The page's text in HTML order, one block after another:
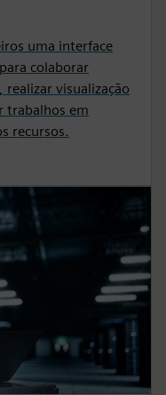
uma interface
colaborar
visualização
trabalhos em
recursos.